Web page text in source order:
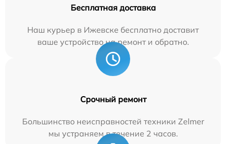
Бесплатная доставка
Наш курьер в Ижевске бесплатно доставит
ваше устройство на ремонт и обратно.
Срочный ремонт
Большинство неисправностей техники Zelmer
мы устраняем в течение 2 часов.